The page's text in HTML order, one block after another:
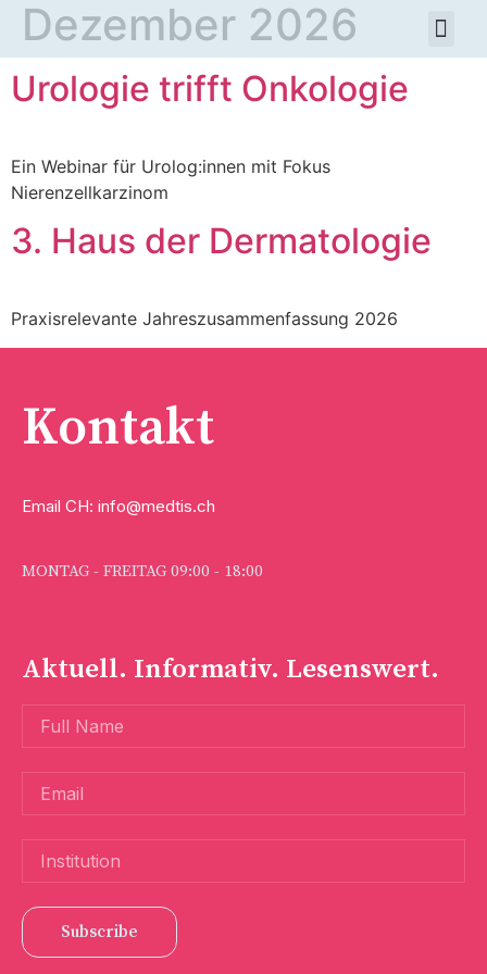
Dezember 2026
Urologie trifft Onkologie
Ein Webinar für Urolog:innen mit Fokus
Nierenzellkarzinom
3. Haus der Dermatologie
Praxisrelevante Jahreszusammenfassung 2026
Kontakt
Email CH: info@medtis.ch
MONTAG - FREITAG 09:00 - 18:00
Aktuell. Informativ. Lesenswert.
Subscribe